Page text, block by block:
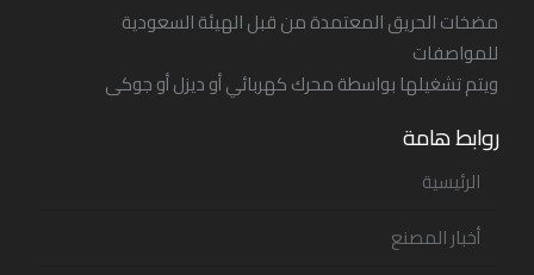
مضخات الحريق المعتمدة من قبل الهيئة السعودية
للمواصفات
ويتم تشغيلها بواسطة محرك كهربائي أو ديزل أو جوكى
روابط هامة
الرئيسية
أخبار المصنع